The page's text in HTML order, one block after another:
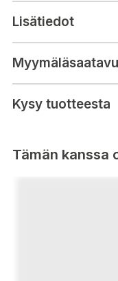
Lisätiedot
Kysy tuotteesta
Tämän kanssa